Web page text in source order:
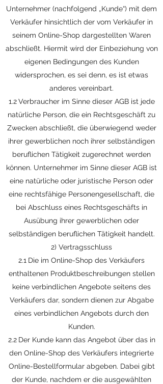
Unternehmer (nachfolgend „Kunde“) mit dem
Verkäufer hinsichtlich der vom Verkäufer in
seinem Online-Shop dargestellten Waren
abschließt. Hiermit wird der Einbeziehung von
eigenen Bedingungen des Kunden
widersprochen, es sei denn, es ist etwas
anderes vereinbart.
1.2 Verbraucher im Sinne dieser AGB ist jede
natürliche Person, die ein Rechtsgeschäft zu
Zwecken abschließt, die überwiegend weder
ihrer gewerblichen noch ihrer selbständigen
beruflichen Tätigkeit zugerechnet werden
können. Unternehmer im Sinne dieser AGB ist
eine natürliche oder juristische Person oder
eine rechtsfähige Personengesellschaft, die
bei Abschluss eines Rechtsgeschäfts in
Ausübung ihrer gewerblichen oder
selbständigen beruflichen Tätigkeit handelt.
2) Vertragsschluss
2.1 Die im Online-Shop des Verkäufers
enthaltenen Produktbeschreibungen stellen
keine verbindlichen Angebote seitens des
Verkäufers dar, sondern dienen zur Abgabe
eines verbindlichen Angebots durch den
Kunden.
2.2 Der Kunde kann das Angebot über das in
den Online-Shop des Verkäufers integrierte
Online-Bestellformular abgeben. Dabei gibt
der Kunde, nachdem er die ausgewählten